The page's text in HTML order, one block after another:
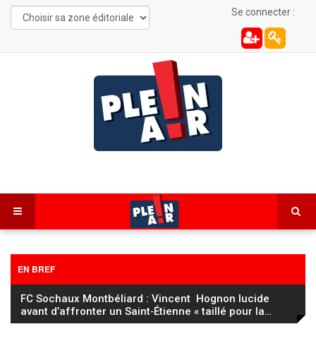
Se connecter :
EN BREF
FC Sochaux Montbéliard : Vincent Hognon lucide
avant d’affronter un Saint‑Étienne « taillé pour la…